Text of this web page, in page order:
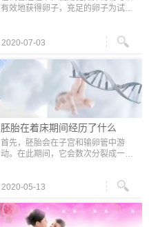
有效地获得卵子，充足的卵子为试管
卵子的可用率至关重要。 改善卵子品
2020-07-03
胚胎在着床期间经历了什么
首先，胚胎会在子宫和输卵管中游
动。在此期间，它会数次分裂成一簇
它们，所以不必担心胚胎会从子宫中
2020-05-13